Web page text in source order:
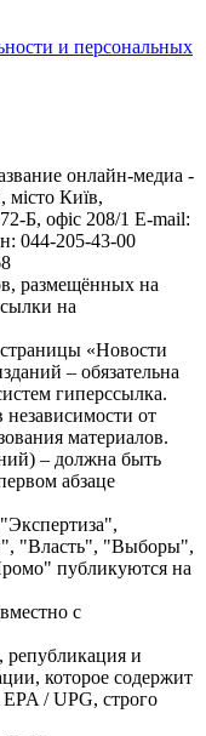
и персональных
онлайн-медиа -
місто Київ,
офіс 208/1 E-mail:
044-205-43-00
размещённых на
на
«Новости
– обязательна
гиперссылка.
от
материалов.
– должна быть
абзаце
"Власть", "Выборы",
публикуются на
с
и
которое содержит
/ UPG, строго